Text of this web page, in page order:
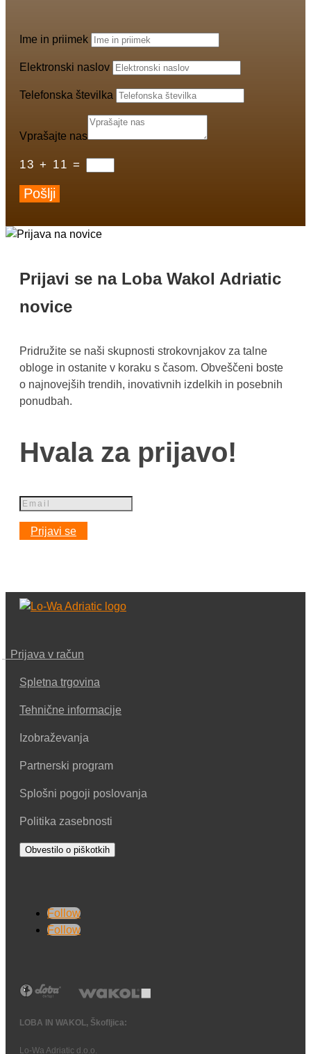
Ime in priimek
Elektronski naslov
Telefonska številka
Vprašajte nas
13 + 11 =
Pošlji
Prijavi se na Loba Wakol Adriatic
novice
Pridružite se naši skupnosti strokovnjakov za talne
obloge in ostanite v koraku s časom. Obveščeni boste
o najnovejših trendih, inovativnih izdelkih in posebnih
ponudbah.
Hvala za prijavo!
Prijavi se
Prijava v račun
Spletna trgovina
Tehnične informacije
Izobraževanja
Partnerski program
Splošni pogoji poslovanja
Politika zasebnosti
Obvestilo o piškotkih
Follow
Follow
LOBA IN WAKOL, Škofljica:
Lo-Wa Adriatic d.o.o.